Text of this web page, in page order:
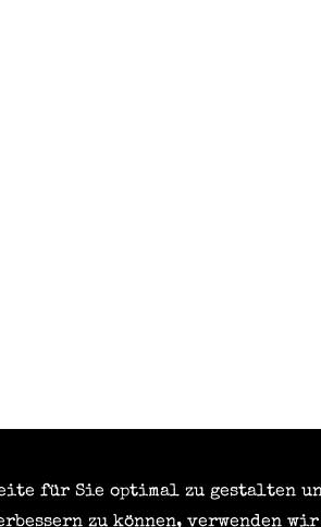
für Sie optimal zu gestalten
zu können, verwenden wir